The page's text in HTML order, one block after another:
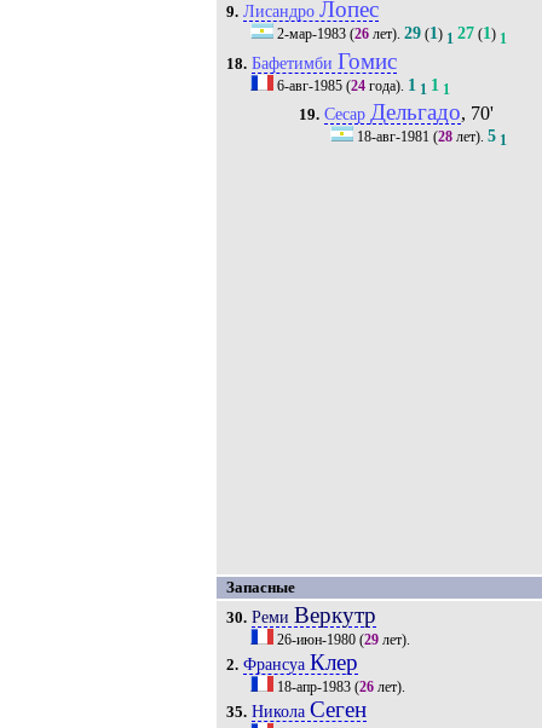
9. Лисандро Лопес
2-мар-1983(26лет). 29(1) 1 27(1) 1
18. Бафетимби Гомис
6-авг-1985(24года). 1 1 1 1
19. Сесар Дельгадо, 70'
18-авг-1981 (28 лет).5 1
Запасные
30. Реми Веркутр
26-июн-1980(29лет).
2. Франсуа Клер
18-апр-1983(26лет).
35. Никола Сеген